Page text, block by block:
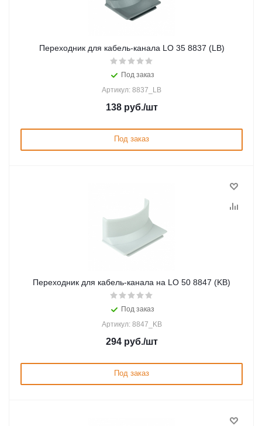
Переходник для кабель-канала LO 35 8837 (LB)
Под заказ
Артикул: 8837_LB
138руб./шт
Под заказ
Переходник для кабель-канала на LO 50 8847 (KB)
Под заказ
Артикул: 8847_KB
294руб./шт
Под заказ